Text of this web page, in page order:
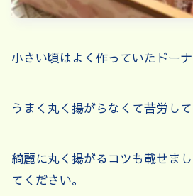
小さい頃はよく作っていたドーナ
うまく丸く揚がらなくて苦労して
綺麗に丸く揚がるコツも載せま
てください。